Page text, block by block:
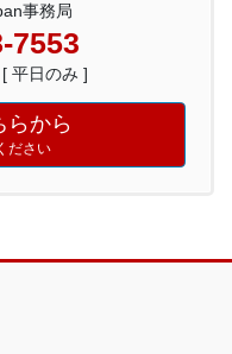
事務局
7553
平日のみ ]
らから
ださい